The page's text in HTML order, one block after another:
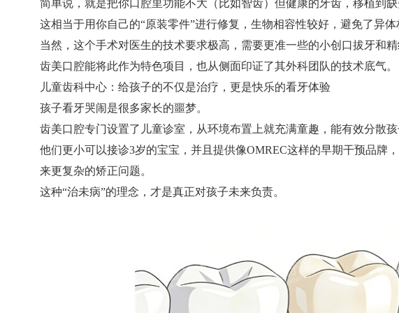
简单说，就是把你口腔里功能不大（比如智齿）但健康的牙齿，移植到缺
这相当于用你自己的“原装零件”进行修复，生物相容性较好，避免了异体
当然，这个手术对医生的技术要求极高，需要更准一些的小创口拔牙和精
齿美口腔能将此作为特色项目，也从侧面印证了其外科团队的技术底气。
儿童齿科中心：给孩子的不仅是治疗，更是快乐的看牙体验
孩子看牙哭闹是很多家长的噩梦。
齿美口腔专门设置了儿童诊室，从环境布置上就充满童趣，能有效分散孩
他们更小可以接诊3岁的宝宝，并且提供像OMREC这样的早期干预品牌
来更复杂的矫正问题。
这种“治未病”的理念，才是真正对孩子未来负责。